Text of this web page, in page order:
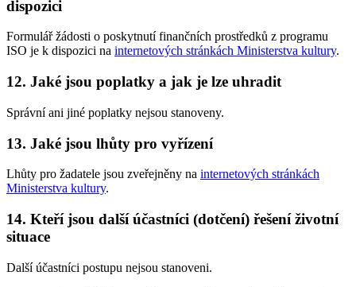
dispozici
Formulář žádosti o poskytnutí finančních prostředků z programu
ISO je k dispozici na internetových stránkách Ministerstva kultury.
12. Jaké jsou poplatky a jak je lze uhradit
Správní ani jiné poplatky nejsou stanoveny.
13. Jaké jsou lhůty pro vyřízení
Lhůty pro žadatele jsou zveřejněny na internetových stránkách
Ministerstva kultury.
14. Kteří jsou další účastníci (dotčení) řešení životní
situace
Další účastníci postupu nejsou stanoveni.